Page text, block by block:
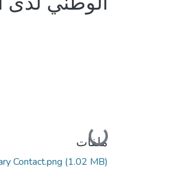
جاري التحميل...
ملفات
Contact.png (1.02 MB)